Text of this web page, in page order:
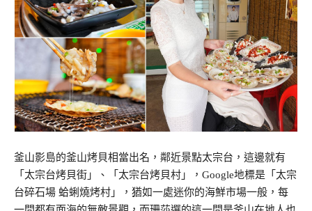
釜山影島的釜山烤貝相當出名，鄰近景點太宗台，這邊就有
「太宗台烤貝街」、「太宗台烤貝村」，Google地標是「太宗
台碎石場 蛤蜊燒烤村」，猶如一處迷你的海鮮市場一般，每